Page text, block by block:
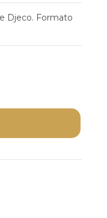
Djeco. Formato